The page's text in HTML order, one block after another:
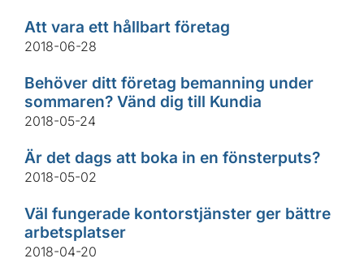
Att vara ett hållbart företag
2018-06-28
Behöver ditt företag bemanning under
sommaren? Vänd dig till Kundia
2018-05-24
Är det dags att boka in en fönsterputs?
2018-05-02
Väl fungerade kontorstjänster ger bättre
arbetsplatser
2018-04-20